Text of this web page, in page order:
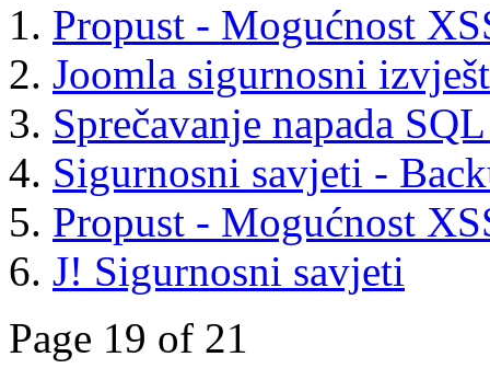
Propust - Mogućnost
Joomla sigurnosni
Sprečavanje napada
Sigurnosni savjeti -
Propust - Mogućnost
J! Sigurnosni savjeti
Page 19 of 21